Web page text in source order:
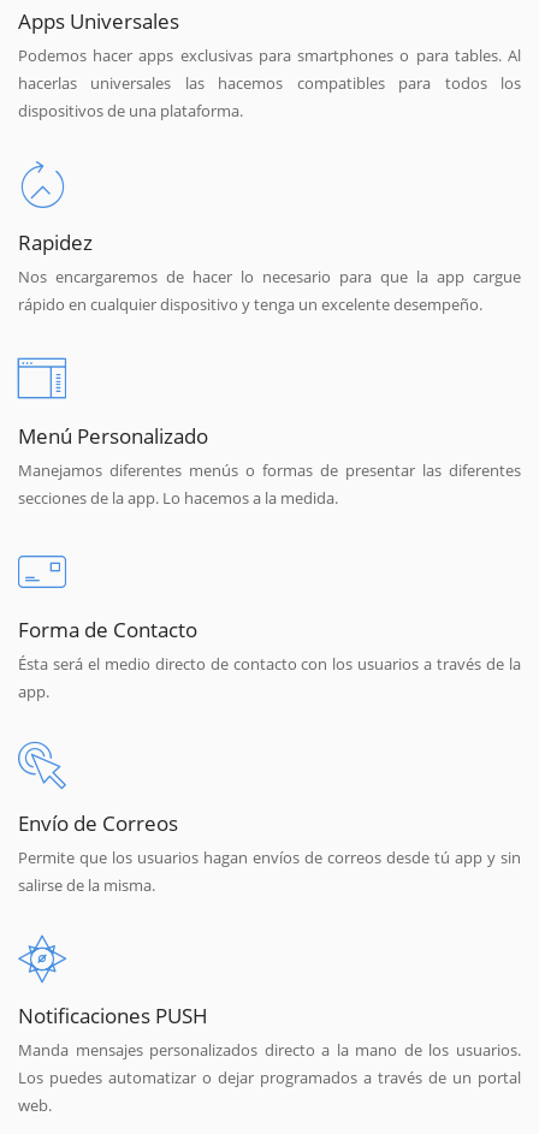
Apps Universales
Podemos hacer apps exclusivas para smartphones o para tables. Al
hacerlas universales las hacemos compatibles para todos los
dispositivos de una plataforma.
Rapidez
Nos encargaremos de hacer lo necesario para que la app cargue
rápido en cualquier dispositivo y tenga un excelente desempeño.
Menú Personalizado
Manejamos diferentes menús o formas de presentar las diferentes
secciones de la app. Lo hacemos a la medida.
Forma de Contacto
Ésta será el medio directo de contacto con los usuarios a través de la
app.
Envío de Correos
Permite que los usuarios hagan envíos de correos desde tú app y sin
salirse de la misma.
Notificaciones PUSH
Manda mensajes personalizados directo a la mano de los usuarios.
Los puedes automatizar o dejar programados a través de un portal
web.